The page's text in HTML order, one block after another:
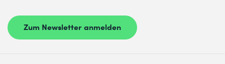
Zum Newsletter anmelden